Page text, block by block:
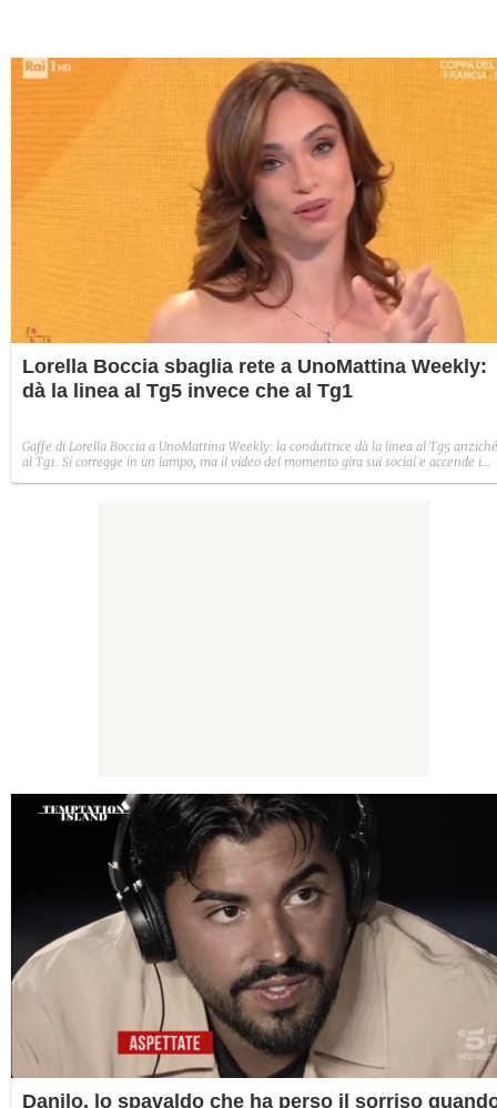
Lorella Boccia sbaglia rete a UnoMattina Weekly:
dà la linea al Tg5 invece che al Tg1
Gaffe di Lorella Boccia a UnoMattina Weekly: la conduttrice dà la linea al Tg5 anziché
al Tg1. Si corregge in un lampo, ma il video del momento gira sui social e accende i
Danilo, lo spavaldo che ha perso il sorriso